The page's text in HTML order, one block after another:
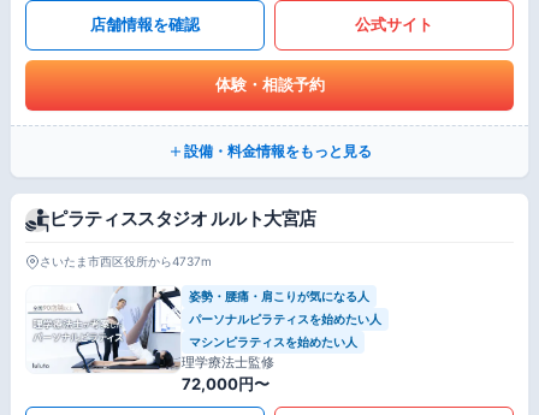
店舗情報を確認 公式サイト
体験・相談予約
設備・料金情報をもっと見る
ピラティススタジオ ルルト大宮店
さいたま市西区役所から4737m
姿勢・腰痛・肩こりが気になる人
パーソナルピラティスを始めたい人
マシンピラティスを始めたい人
理学療法士監修
72,000円〜